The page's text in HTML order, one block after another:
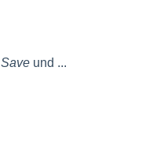
Save und ...